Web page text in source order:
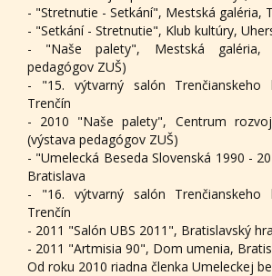
- "Stretnutie - Setkání", Mestská galéria,
- "Setkání - Stretnutie", Klub kultúry,
- "Naše palety", Mestská galéria,
pedagógov ZUŠ)
- "15. výtvarný salón Trenčianskeho
Trenčín
- 2010 "Naše palety", Centrum
(výstava pedagógov ZUŠ)
- "Umelecká Beseda Slovenská 1990 -
Bratislava
- "16. výtvarný salón Trenčianskeho
Trenčín
- 2011 "Salón UBS 2011", Bratislavský
- 2011 "Artmisia 90", Dom umenia,
Od roku 2010 riadna členka Umeleckej